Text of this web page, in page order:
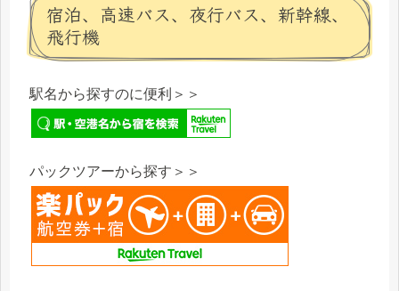
宿泊、高速バス、夜行バス、新幹線、
飛行機
駅名から探すのに便利＞＞
パックツアーから探す＞＞